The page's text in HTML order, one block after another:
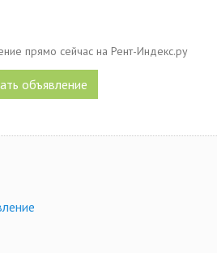
прямо сейчас на Рент-Индекс.ру
объявление